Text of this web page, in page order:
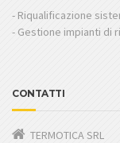
- Riqualificazione
- Gestione impianti di
CONTATTI
TERMOTICA SRL